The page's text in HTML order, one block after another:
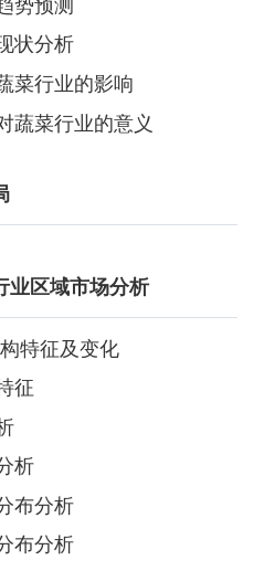
势预测
状分析
菜行业的影响
蔬菜行业的意义
业区域市场分析
特征及变化
征
析
布分析
布分析